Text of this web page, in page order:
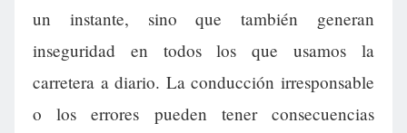
un instante, sino que también generan
inseguridad en todos los que usamos la
carretera a diario. La conducción irresponsable
o los errores pueden tener consecuencias